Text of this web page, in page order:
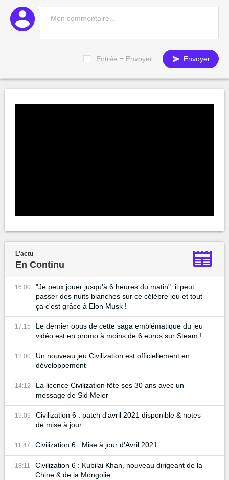
Entrée = Envoyer Envoyer
L'actu
En Continu
16:00
"Je peux jouer jusqu'à 6 heures du matin", il peut
passer des nuits blanches sur ce célèbre jeu et tout
ça c'est grâce à Elon Musk !
17:15
Le dernier opus de cette saga emblématique du jeu
vidéo est en promo à moins de 6 euros sur Steam !
12:00
Un nouveau jeu Civilization est officiellement en
développement
14:12
La licence Civilization fête ses 30 ans avec un
message de Sid Meier
19:09
Civilization 6 : patch d'avril 2021 disponible & notes
de mise à jour
11:47 Civilization 6 : Mise à jour d'Avril 2021
18:11
Civilization 6 : Kubilai Khan, nouveau dirigeant de la
Chine & de la Mongolie